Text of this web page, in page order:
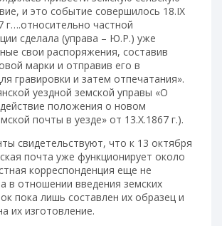
и это событие совершилось 18.IX
г….относительно частной
сделала (управа – Ю.Р.) уже
свои распоряжения, составив
марки и отправив его в
гравировки и затем отпечатания».
уездной земской управы «О
положения о новом
почты в уезде» от 13.Х.1867 г.).
свидетельствуют, что к 13 октября
почта уже функционирует около
корреспонденция еще не
в отношении введения земских
пока лишь составлен их образец и
их изготовление.